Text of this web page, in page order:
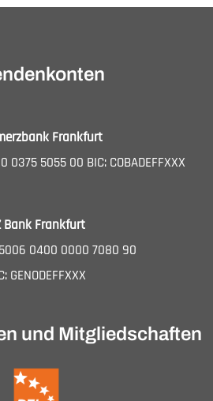
Frankfurt
0375 5055 00 BIC: COBADEFFXXX
Bank Frankfurt
5006 0400 0000 7080 90
GENODEFFXXX
und Mitgliedschaften